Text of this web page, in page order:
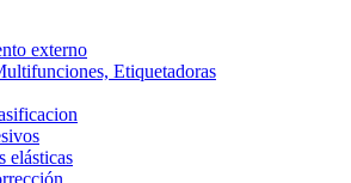
externo
Etiquetadoras
elásticas